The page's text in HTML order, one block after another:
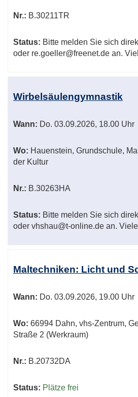
Nr.: B.30211TR
Status: Bitte melden Sie sich
oder re.goeller@freenet.de an.
Wirbelsäulengymnastik
Wann: Do. 03.09.2026, 18.00 Uhr
Wo: Hauenstein, Grundschule,
der Kultur
Nr.: B.30263HA
Status: Bitte melden Sie sich
oder vhshau@t-online.de an.
Maltechniken: Licht und
Wann: Do. 03.09.2026, 19.00 Uhr
Wo: 66994 Dahn, vhs-Zentrum,
Straße 2 (Werkraum)
Nr.: B.20732DA
Status: Plätze frei